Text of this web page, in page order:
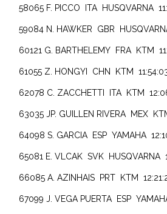
58065 F. PICCO ITA HUSQVARNA
59084 N. HAWKER GBR
60121 G. BARTHELEMY FRA KTM
61055 Z. HONGYI CHN KTM
62078 C. ZACCHETTI ITA KTM
63035 JP. GUILLEN RIVERA MEX
64098 S. GARCIA ESP YAMAHA
65081 E. VLCAK SVK HUSQVARNA
66085 A. AZINHAIS PRT KTM
67099 J. VEGA PUERTA ESP